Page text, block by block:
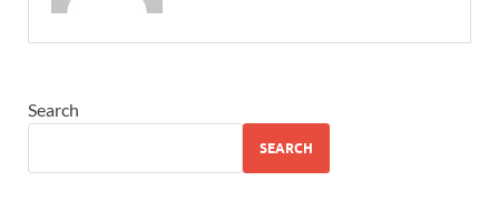
Search
SEARCH